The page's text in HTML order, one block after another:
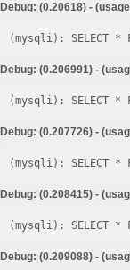
Debug: (0.20618) -
Debug: (0.206991) -
Debug: (0.207726) -
Debug: (0.208415) -
Debug: (0.209088) -